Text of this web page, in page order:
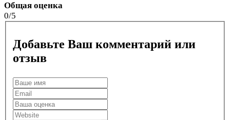
Общая оценка
0/5
Добавьте Ваш комментарий или
отзыв